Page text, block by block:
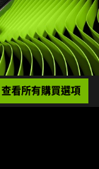
查看所有購買選項